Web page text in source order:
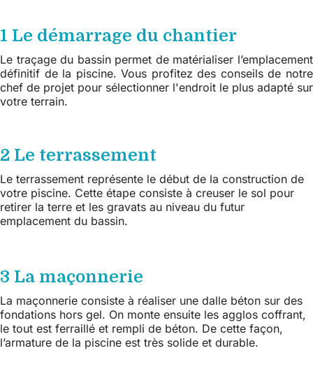
1 Le démarrage du chantier
Le traçage du bassin permet de matérialiser l’emplacement
définitif de la piscine. Vous profitez des conseils de notre
chef de projet pour sélectionner l'endroit le plus adapté sur
votre terrain.
2 Le terrassement
Le terrassement représente le début de la construction de
votre piscine. Cette étape consiste à creuser le sol pour
retirer la terre et les gravats au niveau du futur
emplacement du bassin.
3 La maçonnerie
La maçonnerie consiste à réaliser une dalle béton sur des
fondations hors gel. On monte ensuite les agglos coffrant,
le tout est ferraillé et rempli de béton. De cette façon,
l’armature de la piscine est très solide et durable.